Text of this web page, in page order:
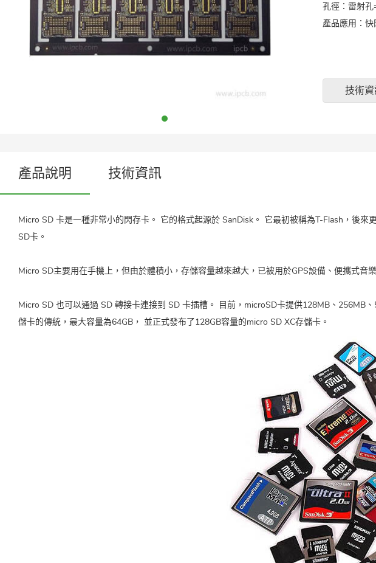
孔徑：雷射
產品應用：
技術
產品說明 技術資訊
Micro SD 卡是一種非常小的閃存卡。 它的格式起源於 SanDisk。 它最初被稱為T-Flash，後
SD卡。
Micro SD主要用在手機上，但由於體積小，存儲容量越來越大，已被用於GPS設備、便攜式
Micro SD 也可以通過 SD 轉接卡連接到 SD 卡插槽。 目前，microSD卡提供128MB、
儲卡的傳統，最大容量為64GB， 並正式發布了128GB容量的micro SD XC存儲卡。